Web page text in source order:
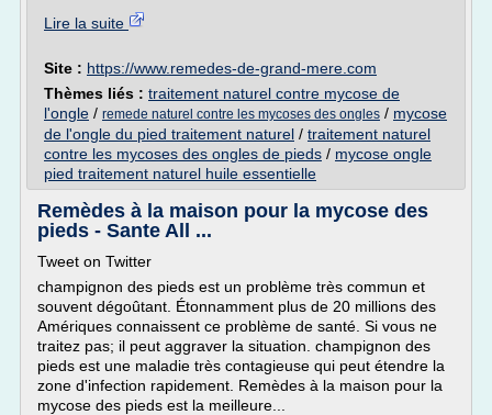
Lire la suite
Site : https://www.remedes-de-grand-mere.com
Thèmes liés : traitement naturel contre mycose de
l'ongle / remede naturel contre les mycoses des ongles / mycose
de l'ongle du pied traitement naturel / traitement naturel
contre les mycoses des ongles de pieds / mycose ongle
pied traitement naturel huile essentielle
Remèdes à la maison pour la mycose des
pieds - Sante All ...
Tweet on Twitter
champignon des pieds est un problème très commun et
souvent dégoûtant. Étonnamment plus de 20 millions des
Amériques connaissent ce problème de santé. Si vous ne
traitez pas; il peut aggraver la situation. champignon des
pieds est une maladie très contagieuse qui peut étendre la
zone d'infection rapidement. Remèdes à la maison pour la
mycose des pieds est la meilleure...